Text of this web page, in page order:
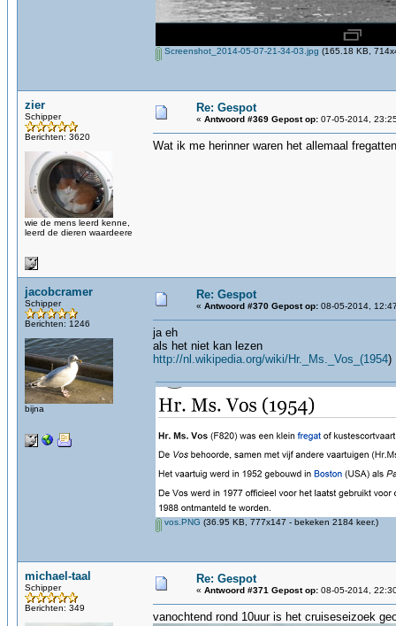
Screenshot_2014-05-07-21-34-03.jpg (165.18 KB,
zier
Schipper
Berichten: 3620
wie de mens leerd kenne,
leerd de dieren waardeere
Re: Gespot
« Antwoord #369 Gepost op: 07-05-2014,
Wat ik me herinner waren het allemaal
jacobcramer
Schipper
Berichten: 1246
bijna
Re: Gespot
« Antwoord #370 Gepost op: 08-05-2014,
ja eh
als het niet kan lezen
http://nl.wikipedia.org/wiki/Hr._Ms._Vos_(1954)
vos.PNG (36.95 KB, 777x147 - bekeken 2184 keer.)
michael-taal
Schipper
Berichten: 349
Re: Gespot
« Antwoord #371 Gepost op: 08-05-2014,
vanochtend rond 10uur is het cruiseseizoek